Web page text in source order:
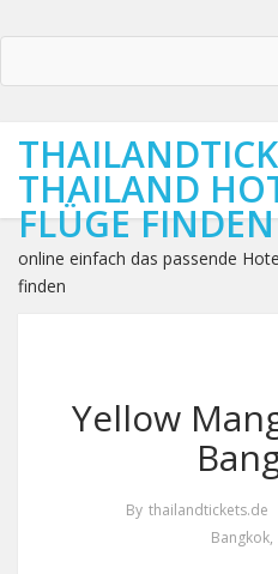
THAILAND
FLÜGE FINDEN
online einfach das passende
finden
Yellow
By thailandtickets.de
Bangkok,